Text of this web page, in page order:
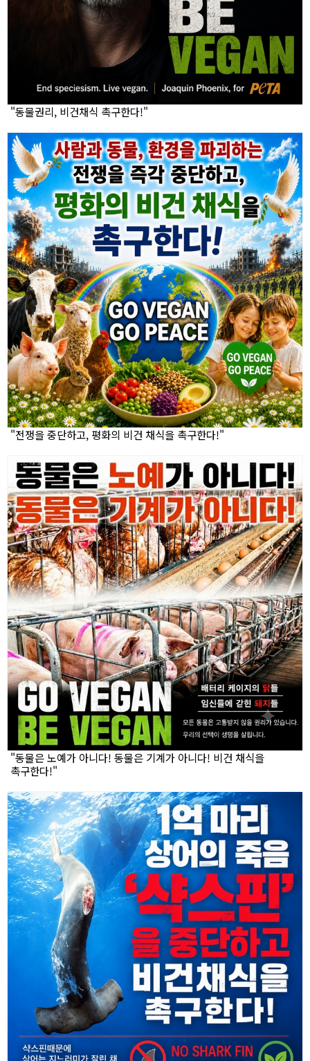
"동물권리, 비건채식 촉구한다!"
"전쟁을 중단하고, 평화의 비건 채식을 촉구한다!"
"동물은 노예가 아니다! 동물은 기계가 아니다! 비건 채식을
촉구한다!"